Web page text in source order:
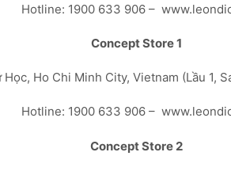
Hotline: 1900 633 906 –
Concept Store 1
Học, Ho Chi Minh City, Vietnam (Lầu 1,
Hotline: 1900 633 906 –
Concept Store 2